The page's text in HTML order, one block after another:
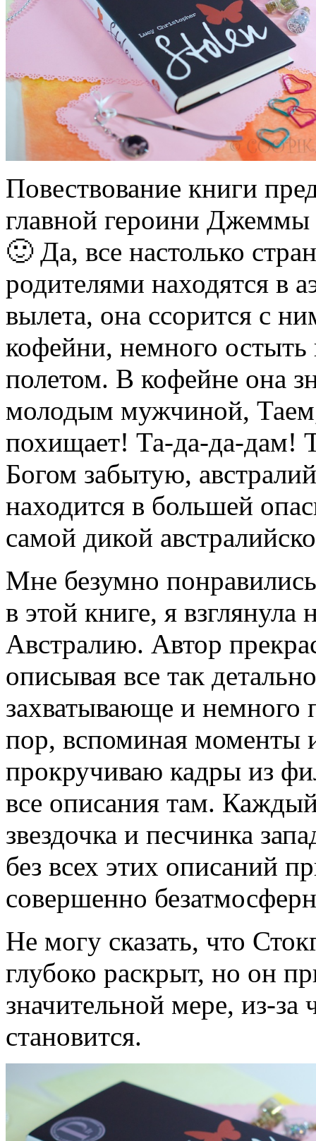
Повествование книги
главной героини
🙂 Да, все настолько
родителями находятся в
вылета, она ссорится с
кофейни, немного
полетом. В кофейне она
молодым мужчиной,
похищает! Та-да-да-дам!
Богом забытую,
находится в большей
самой дикой
Мне безумно
в этой книге, я
Австралию. Автор
описывая все так
захватывающе и
пор, вспоминая моменты
прокручиваю кадры из
все описания там. Каждый
звездочка и песчинка
без всех этих описаний
совершенно
Не могу сказать, что
глубоко раскрыт, но он
значительной мере, из-за
становится.